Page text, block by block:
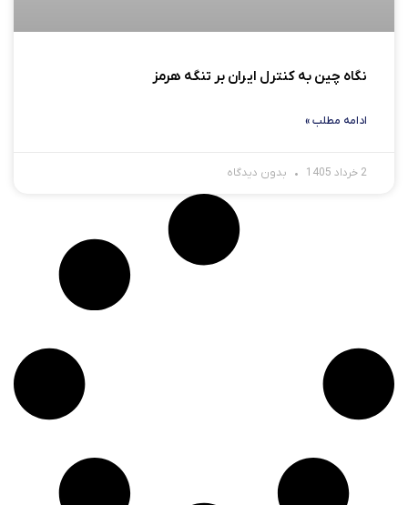
نگاه چین به کنترل ایران بر تنگه هرمز
ادامه مطلب »
2 خرداد 1405 بدون دیدگاه